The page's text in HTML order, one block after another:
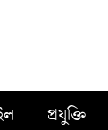
প্রযুক্তি